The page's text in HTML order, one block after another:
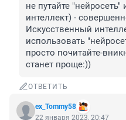
не путайте
интеллект) -
Искусственный
использовать
просто почитайте-
станет проще:))
ОТВЕТИТЬ
ex_Tommy58
22 января 2023, 20:47